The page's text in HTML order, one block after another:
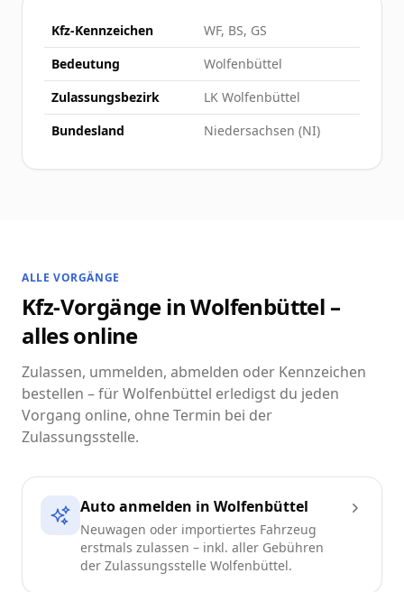
Kfz-Kennzeichen
WF, BS, GS
Bedeutung
Wolfenbüttel
Zulassungsbezirk
LK Wolfenbüttel
Bundesland
Niedersachsen (NI)
ALLE VORGÄNGE
Kfz-Vorgänge in Wolfenbüttel –
alles online
Zulassen, ummelden, abmelden oder Kennzeichen
bestellen – für Wolfenbüttel erledigst du jeden
Vorgang online, ohne Termin bei der
Zulassungsstelle.
Auto anmelden in Wolfenbüttel
Neuwagen oder importiertes Fahrzeug
erstmals zulassen – inkl. aller Gebühren
der Zulassungsstelle Wolfenbüttel.